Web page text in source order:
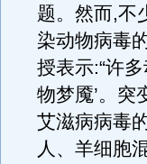
题。然而,不
染动物病毒
授表示:“许
物梦魇’。突
艾滋病病毒
人、羊细胞